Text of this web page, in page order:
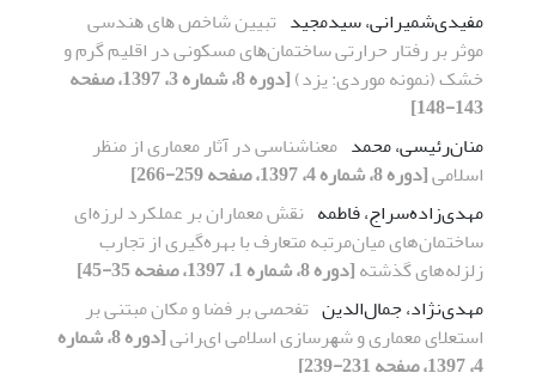
مفیدی‌شمیرانی، سیدمجید ﺗﺒﯿﯿﻦ ﺷﺎﺧﺺ ﻫﺎی ﻫﻨﺪﺳﯽ
ﻣﻮﺛﺮ ﺑﺮ رﻓﺘﺎر ﺣﺮارﺗﯽ ﺳﺎﺧﺘﻤﺎنﻫﺎی ﻣﺴﮑﻮﻧﯽ در اﻗﻠﯿﻢ ﮔﺮم و
ﺧﺸﮏ (نمونه موردی: یزد)
[دوره 8، شماره 3، 1397، صفحه
143-148]
منان‌رئیسی، محمد معناشناسی در آثار معماری از منظر
اسلامی[دوره 8، شماره 4، 1397، صفحه 259-266]
مهدی‌زاده‌سراج، فاطمه نقش معماران بر عملکرد لرزه‌ای
ساختمان‌های میان‌مرتبه متعارف با بهره‌گیری از تجارب
زلزله‌های گذشته[دوره 8، شماره 1، 1397، صفحه 35-45]
مهدی‌نژاد، جمال‌الدین ﺗﻔﺤﺼﯽ ﺑﺮ ﻓﻀﺎ و ﻣﮑﺎن ﻣﺒﺘﻨﯽ ﺑﺮ
اﺳﺘﻌﻼی ﻣﻌﻤﺎری و ﺷﻬﺮﺳﺎزی اﺳﻼﻣﯽ ایﺮاﻧﯽ
[دوره 8، شماره
4، 1397، صفحه 231-239]